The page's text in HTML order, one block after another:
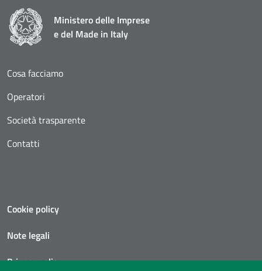
Ministero delle Imprese
e del Made in Italy
Cosa facciamo
Operatori
Società trasparente
Contatti
Cookie policy
Note legali
Privacy policy